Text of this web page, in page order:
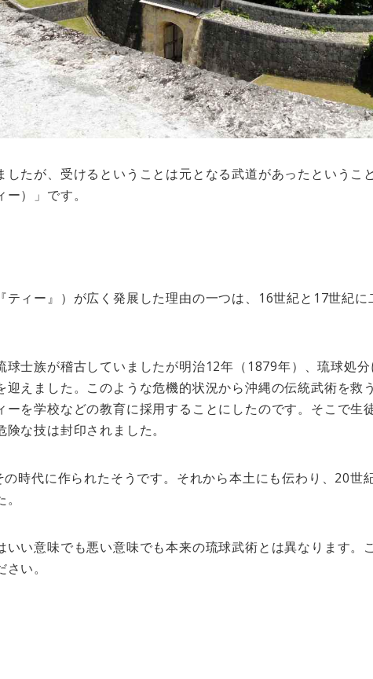
したが、受けるということは元となる武道があったというこ
）」です。
ティー』）が広く発展した理由の一つは、16世紀と17世紀
球士族が稽古していましたが明治12年（1879年）、琉球処
迎えました。このような危機的状況から沖縄の伝統武術を救
ーを学校などの教育に採用することにしたのです。そこで生
な技は封印されました。
の時代に作られたそうです。それから本土にも伝わり、20世
いい意味でも悪い意味でも本来の琉球武術とは異なります。
い。